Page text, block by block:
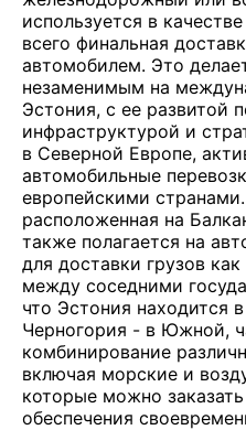
используется в
всего финальная
автомобилем. Это
незаменимым на
Эстония, с ее развитой
инфраструктурой и
в Северной Европе,
автомобильные
европейскими
расположенная на
также полагается на
для доставки грузов
между соседними
что Эстония находится
Черногория - в Южной,
комбинирование
включая морские и
которые можно
обеспечения